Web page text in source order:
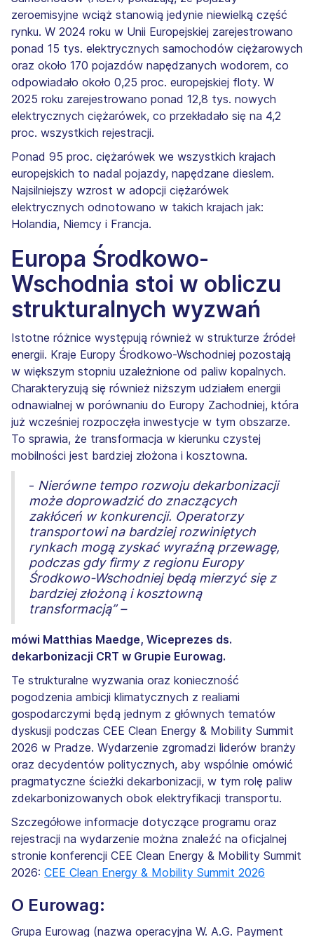
zeroemisyjne wciąż stanowią jedynie niewielką część
rynku. W 2024 roku w Unii Europejskiej zarejestrowano
ponad 15 tys. elektrycznych samochodów ciężarowych
oraz około 170 pojazdów napędzanych wodorem, co
odpowiadało około 0,25 proc. europejskiej floty. W
2025 roku zarejestrowano ponad 12,8 tys. nowych
elektrycznych ciężarówek, co przekładało się na 4,2
proc. wszystkich rejestracji.
Ponad 95 proc. ciężarówek we wszystkich krajach
europejskich to nadal pojazdy, napędzane dieslem.
Najsilniejszy wzrost w adopcji ciężarówek
elektrycznych odnotowano w takich krajach jak:
Holandia, Niemcy i Francja.
Europa Środkowo-
Wschodnia stoi w obliczu
strukturalnych wyzwań
Istotne różnice występują również w strukturze źródeł
energii. Kraje Europy Środkowo-Wschodniej pozostają
w większym stopniu uzależnione od paliw kopalnych.
Charakteryzują się również niższym udziałem energii
odnawialnej w porównaniu do Europy Zachodniej, która
już wcześniej rozpoczęła inwestycje w tym obszarze.
To sprawia, że transformacja w kierunku czystej
mobilności jest bardziej złożona i kosztowna.
- Nierówne tempo rozwoju dekarbonizacji
może doprowadzić do znaczących
zakłóceń w konkurencji. Operatorzy
transportowi na bardziej rozwiniętych
rynkach mogą zyskać wyraźną przewagę,
podczas gdy firmy z regionu Europy
Środkowo-Wschodniej będą mierzyć się z
bardziej złożoną i kosztowną
transformacją” –
mówi Matthias Maedge, Wiceprezes ds.
dekarbonizacji CRT w Grupie Eurowag.
Te strukturalne wyzwania oraz konieczność
pogodzenia ambicji klimatycznych z realiami
gospodarczymi będą jednym z głównych tematów
dyskusji podczas CEE Clean Energy & Mobility Summit
2026 w Pradze. Wydarzenie zgromadzi liderów branży
oraz decydentów politycznych, aby wspólnie omówić
pragmatyczne ścieżki dekarbonizacji, w tym rolę paliw
zdekarbonizowanych obok elektryfikacji transportu.
Szczegółowe informacje dotyczące programu oraz
rejestracji na wydarzenie można znaleźć na oficjalnej
stronie konferencji CEE Clean Energy & Mobility Summit
2026: CEE Clean Energy & Mobility Summit 2026
O Eurowag:
Grupa Eurowag (nazwa operacyjna W. A.G. Payment